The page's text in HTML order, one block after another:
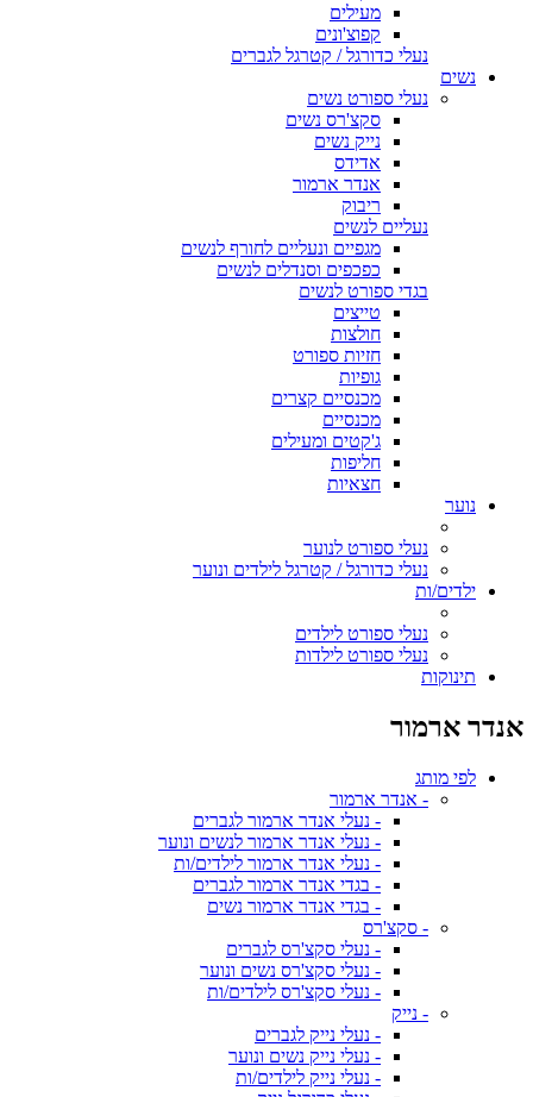
מעילים
קפוצ'ונים
נעלי כדורגל / קטרגל לגברים
נשים
נעלי ספורט נשים
סקצ'רס נשים
נייק נשים
אדידס
אנדר ארמור
ריבוק
נעליים לנשים
מגפיים ונעליים לחורף לנשים
כפכפים וסנדלים לנשים
בגדי ספורט לנשים
טייצים
חולצות
חזיות ספורט
גופיות
מכנסיים קצרים
מכנסיים
ג'קטים ומעילים
חליפות
חצאיות
נוער
נעלי ספורט לנוער
נעלי כדורגל / קטרגל לילדים ונוער
ילדים/ות
נעלי ספורט לילדים
נעלי ספורט לילדות
תינוקות
אנדר ארמור
לפי מותג
- אנדר ארמור
- נעלי אנדר ארמור לגברים
- נעלי אנדר ארמור לנשים ונוער
- נעלי אנדר ארמור לילדים/ות
- בגדי אנדר ארמור לגברים
- בגדי אנדר ארמור נשים
- סקצ'רס
- נעלי סקצ'רס לגברים
- נעלי סקצ'רס נשים ונוער
- נעלי סקצ'רס לילדים/ות
- נייק
- נעלי נייק לגברים
- נעלי נייק נשים ונוער
- נעלי נייק לילדים/ות